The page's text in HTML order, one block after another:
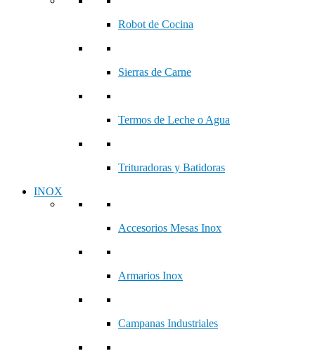
Robot de Cocina
Sierras de Carne
Termos de Leche o Agua
Trituradoras y Batidoras
INOX
Accesorios Mesas Inox
Armarios Inox
Campanas Industriales